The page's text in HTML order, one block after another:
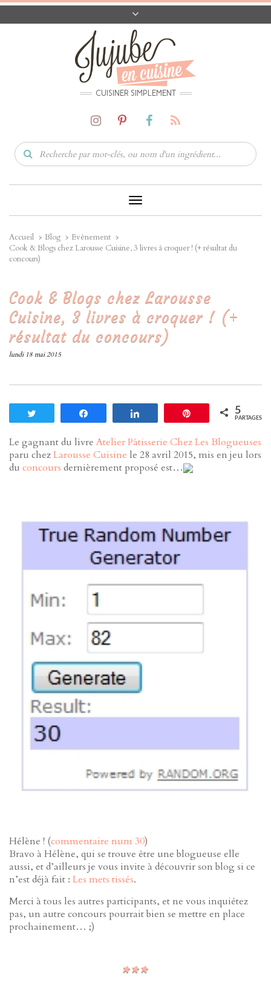
CONTACT
CODES PROMO
MATÉRIEL
CUISINER SIMPLEMENT
Toggle
Navigation
Accueil Blog
Evènement
Cook & Blogs chez Larousse Cuisine, 3 livres à croquer ! (+ résultat du
concours)
Cook & Blogs chez Larousse
Cuisine, 3 livres à croquer ! (+
résultat du concours)
lundi 18 mai 2015
Enregistrer5
PARTAGES
Le gagnant du livre Atelier Pâtisserie Chez Les Blogueuses
paru chezLarousse Cuisine le 28 avril 2015, mis en jeu lors
du concours dernièrement proposé est…
Hélène ! (commentaire num 30)
Bravo à Hélène, qui se trouve être une blogueuse elle
aussi, et d’ailleurs je vous invite à découvrir son blog si ce
n’est déjà fait : Les mets tissés.
Merci à tous les autres participants, et ne vous inquiétez
pas, un autre concours pourrait bien se mettre en place
prochainement… ;)